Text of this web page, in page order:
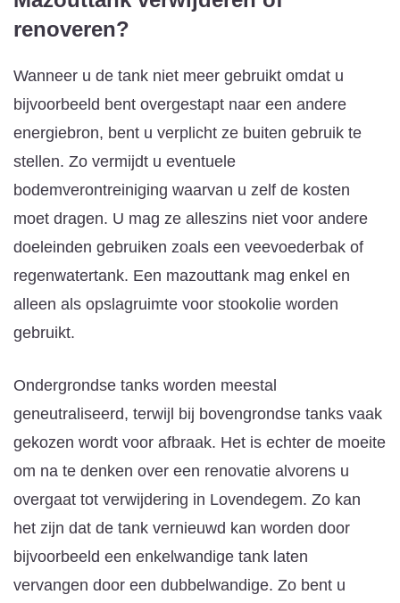
renoveren?
Wanneer u de tank niet meer gebruikt omdat u
bijvoorbeeld bent overgestapt naar een andere
energiebron, bent u verplicht ze buiten gebruik te
stellen. Zo vermijdt u eventuele
bodemverontreiniging waarvan u zelf de kosten
moet dragen. U mag ze alleszins niet voor andere
doeleinden gebruiken zoals een veevoederbak of
regenwatertank. Een mazouttank mag enkel en
alleen als opslagruimte voor stookolie worden
gebruikt.
Ondergrondse tanks worden meestal
geneutraliseerd, terwijl bij bovengrondse tanks vaak
gekozen wordt voor afbraak. Het is echter de moeite
om na te denken over een renovatie alvorens u
overgaat tot verwijdering in Lovendegem. Zo kan
het zijn dat de tank vernieuwd kan worden door
bijvoorbeeld een enkelwandige tank laten
vervangen door een dubbelwandige. Zo bent u